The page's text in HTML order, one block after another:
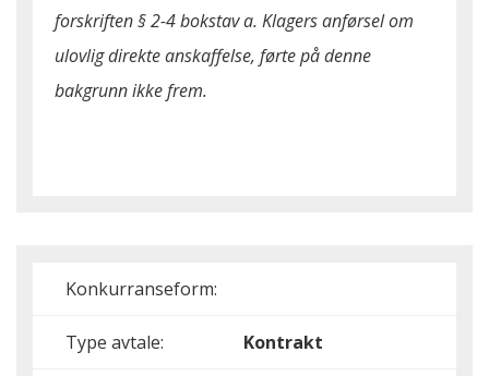
forskriften § 2-4 bokstav a. Klagers anførsel om
ulovlig direkte anskaffelse, førte på denne
bakgrunn ikke frem.
Konkurranseform:
Type avtale: Kontrakt